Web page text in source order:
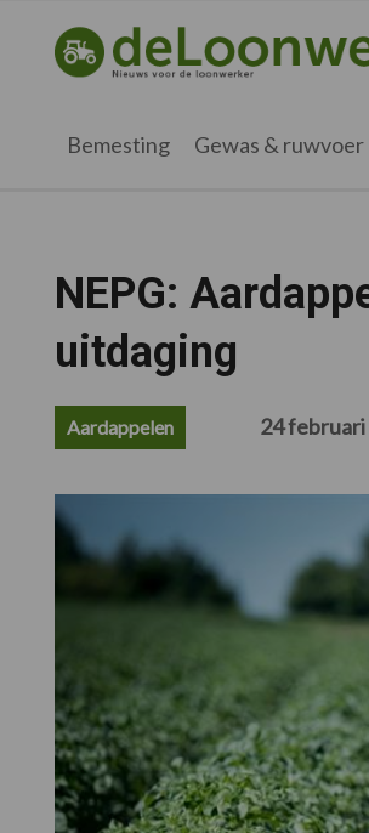
hoofdnavigatie
hoofd
eerste
voettekst
deloonwerker.nl
Bemesting Gewas & ruwvoer
NEPG:
uitdaging
Aardappelen 24 februari